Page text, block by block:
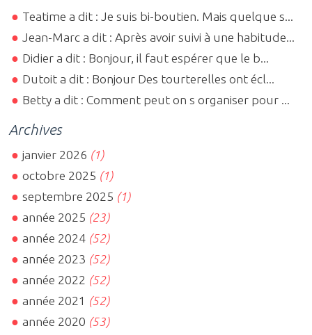
Teatime a dit : Je suis bi-boutien. Mais quelque s...
Jean-Marc a dit : Après avoir suivi à une habitude...
Didier a dit : Bonjour, il faut espérer que le b...
Dutoit a dit : Bonjour Des tourterelles ont écl...
Betty a dit : Comment peut on s organiser pour ...
Archives
janvier 2026 (1)
octobre 2025 (1)
septembre 2025 (1)
année 2025 (23)
année 2024 (52)
année 2023 (52)
année 2022 (52)
année 2021 (52)
année 2020 (53)